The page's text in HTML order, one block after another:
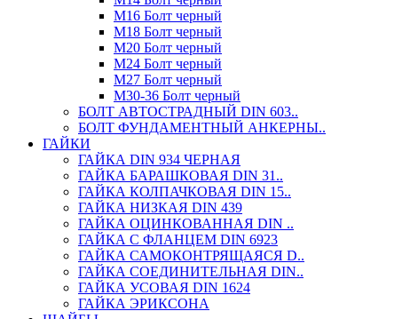
М16 Болт черный
М18 Болт черный
М20 Болт черный
М24 Болт черный
М27 Болт черный
М30-36 Болт черный
БОЛТ АВТОСТРАДНЫЙ DIN 603..
БОЛТ ФУНДАМЕНТНЫЙ АНКЕРНЫ..
ГАЙКИ
ГАЙКА DIN 934 ЧЕРНАЯ
ГАЙКА БАРАШКОВАЯ DIN 31..
ГАЙКА КОЛПАЧКОВАЯ DIN 15..
ГАЙКА НИЗКАЯ DIN 439
ГАЙКА ОЦИНКОВАННАЯ DIN ..
ГАЙКА С ФЛАНЦЕМ DIN 6923
ГАЙКА САМОКОНТРЯЩАЯСЯ D..
ГАЙКА СОЕДИНИТЕЛЬНАЯ DIN..
ГАЙКА УСОВАЯ DIN 1624
ГАЙКА ЭРИКСОНА